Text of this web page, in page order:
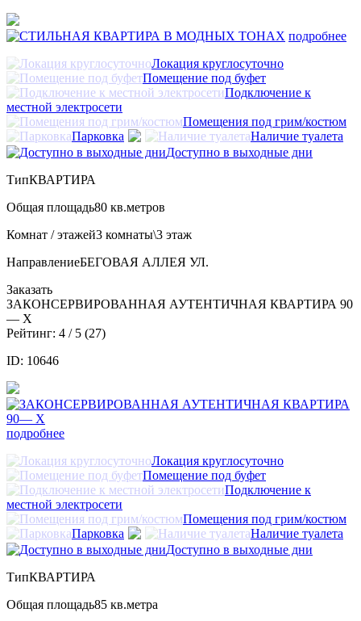
подробнее
Локация круглосуточно
Помещение под буфет
Подключение к
местной электросети
Помещения под грим/костюм
Парковка
Наличие туалета
Доступно в выходные дни
ТипКВАРТИРА
Общая площадь80 кв.метров
Комнат / этажей3 комнаты\3 этаж
НаправлениеБЕГОВАЯ АЛЛЕЯ УЛ.
Заказать
ЗАКОНСЕРВИРОВАННАЯ АУТЕНТИЧНАЯ КВАРТИРА 90
— Х
Рейтинг: 4 / 5 (27)
ID: 10646
подробнее
Локация круглосуточно
Помещение под буфет
Подключение к
местной электросети
Помещения под грим/костюм
Парковка
Наличие туалета
Доступно в выходные дни
ТипКВАРТИРА
Общая площадь85 кв.метра